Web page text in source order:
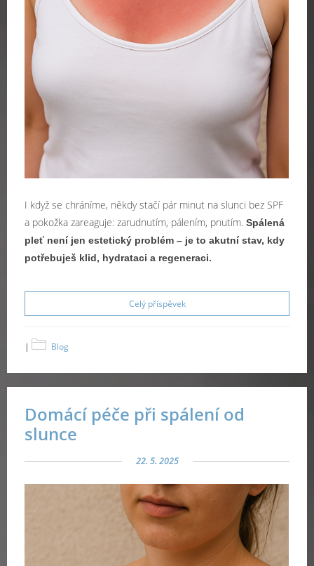
I když se chráníme, někdy stačí pár minut na slunci bez SPF
a pokožka zareaguje: zarudnutím, pálením, pnutím. Spálená
pleť není jen estetický problém – je to akutní stav, kdy
potřebuješ klid, hydrataci a regeneraci.
Celý příspěvek
| Blog
Domácí péče při spálení od
slunce
22. 5. 2025